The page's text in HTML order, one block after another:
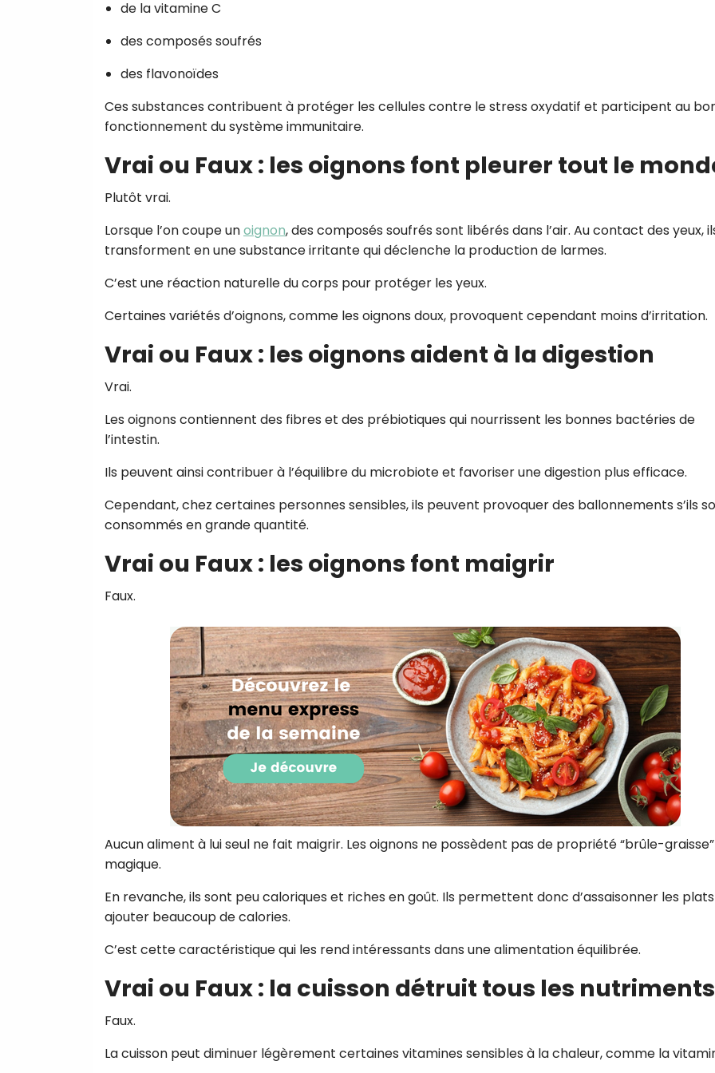
de la vitamine C
des composés soufrés
des flavonoïdes
Ces substances contribuent à protéger les cellules contre le stress oxydatif et participent au
fonctionnement du système immunitaire.
Vrai ou Faux : les oignons font pleurer tout le
Plutôt vrai.
Lorsque l’on coupe unoignon, des composés soufrés sont libérés dans l’air. Au contact des yeux,
transforment en une substance irritante qui déclenche la production de larmes.
C’est une réaction naturelle du corps pour protéger les yeux.
Certaines variétés d’oignons, comme les oignons doux, provoquent cependant moins d’irritation.
Vrai ou Faux : les oignons aident à la digestion
Vrai.
Les oignons contiennent des fibres et des prébiotiques qui nourrissent les bonnes bactéries de
l’intestin.
Ils peuvent ainsi contribuer à l’équilibre du microbiote et favoriser une digestion plus efficace.
Cependant, chez certaines personnes sensibles, ils peuvent provoquer des ballonnements s’ils
consommés en grande quantité.
Vrai ou Faux : les oignons font maigrir
Faux.
Aucun aliment à lui seul ne fait maigrir. Les oignons ne possèdent pas de propriété “brûle-graisse”
magique.
En revanche, ils sont peu caloriques et riches en goût. Ils permettent donc d’assaisonner les
ajouter beaucoup de calories.
C’est cette caractéristique qui les rend intéressants dans une alimentation équilibrée.
Vrai ou Faux : la cuisson détruit tous les nutriments
Faux.
La cuisson peut diminuer légèrement certaines vitamines sensibles à la chaleur, comme la